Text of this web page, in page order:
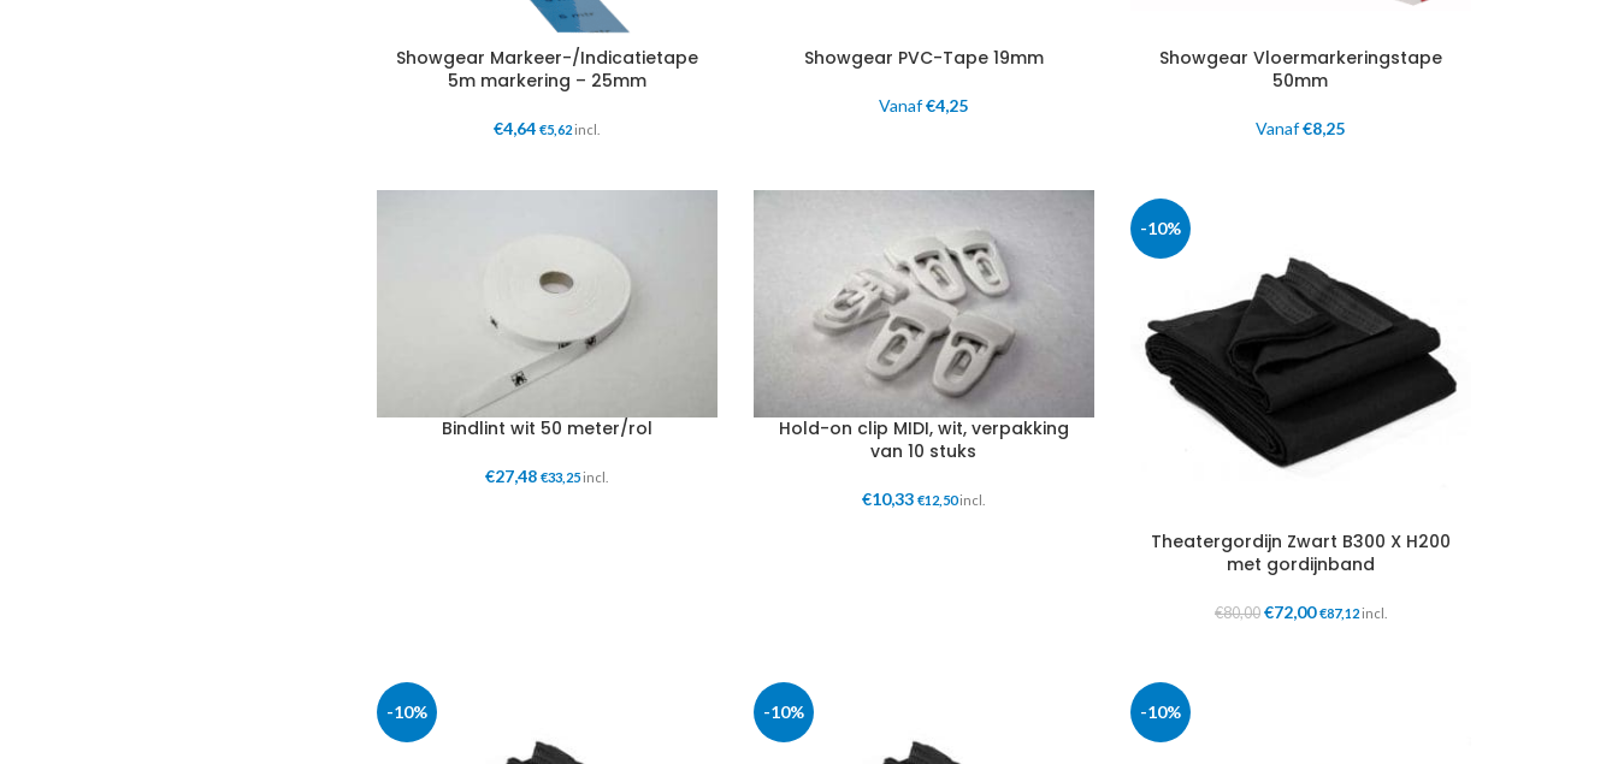
Showgear Markeer-/Indicatietape
5m markering – 25mm
€4,64 €5,62 incl.
Showgear PVC-Tape 19mm
Vanaf€4,25
Showgear Vloermarkeringstape
50mm
Vanaf€8,25
Bindlint wit 50 meter/rol
€27,48 €33,25 incl.
Hold-on clip MIDI, wit, verpakking
van 10 stuks
€10,33 €12,50incl.
-10%
Theatergordijn Zwart B300 X H200
met gordijnband
€80,00 €72,00 €87,12incl.
-10% -10% -10%